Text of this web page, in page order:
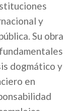
y
Su obra
dogmático y
en